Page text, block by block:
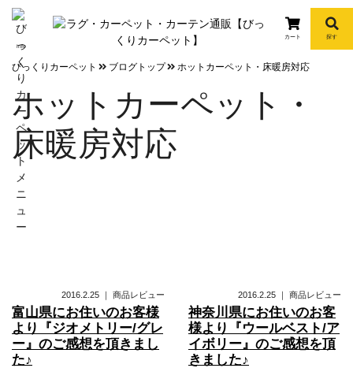
info
カート 探す
びっくりカーペット ブログトップ ホットカーペット・床暖房対応
ホットカーペット・
床暖房対応
2016.2.25 ｜ 商品レビュー
富山県にお住いのお客様
より『ジオメトリー/グレ
ー』のご感想を頂きまし
た♪
2016.2.25 ｜ 商品レビュー
神奈川県にお住いのお客
様より『ウールベスト/ア
イボリー』のご感想を頂
きました♪